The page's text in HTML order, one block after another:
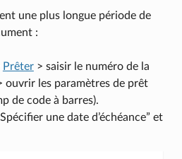
une plus longue période de
:
Prêter> saisir le numéro de la
ouvrir les paramètres de prêt
de code à barres).
une date d’échéance” et